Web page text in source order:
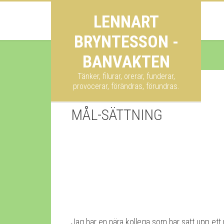
LENNART
BRYNTESSON -
BANVAKTEN
Tänker, filurar, orerar, funderar,
provocerar, förändras, förundras.
MÅL-SÄTTNING
Jag har en nära kollega som har satt upp ett